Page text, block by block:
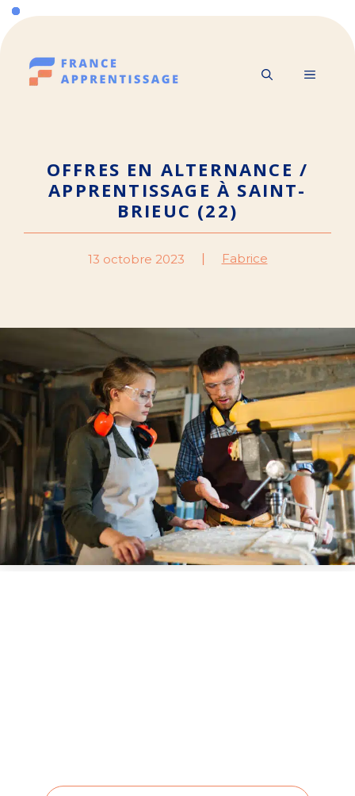
Aller
au
contenu
MENU
OFFRES EN ALTERNANCE /
APPRENTISSAGE À SAINT-
BRIEUC (22)
13 octobre 2023 Fabrice